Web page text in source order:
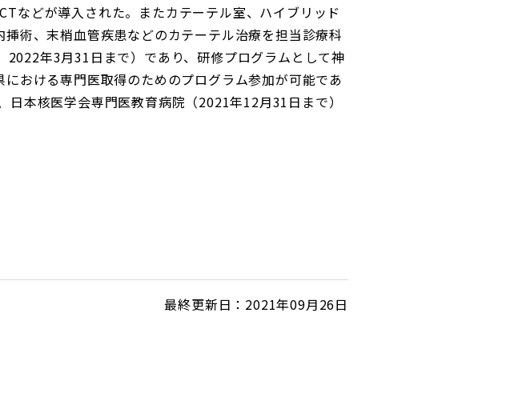
などが導入された。またカテーテル室、ハイブリッド
術、末梢血管疾患などのカテーテル治療を担当診療科
年3月31日まで）であり、研修プログラムとして神
おける専門医取得のためのプログラム参加が可能であ
本核医学会専門医教育病院（2021年12月31日まで）
最終更新日：2021年09月26日